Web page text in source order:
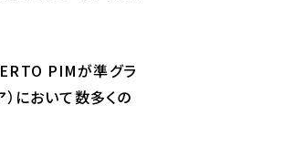
PIMが準グラ
において数多くの